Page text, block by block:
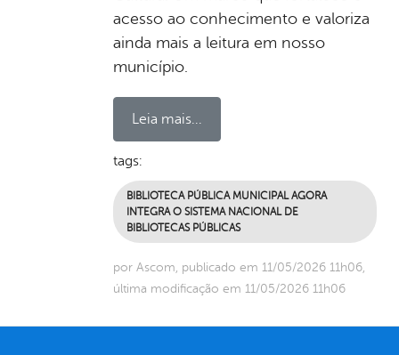
acesso ao conhecimento e valoriza
ainda mais a leitura em nosso
município.
Leia mais...
tags:
BIBLIOTECA PÚBLICA MUNICIPAL AGORA
INTEGRA O SISTEMA NACIONAL DE
BIBLIOTECAS PÚBLICAS
por Ascom, publicado em 11/05/2026 11h06,
última modificação em 11/05/2026 11h06